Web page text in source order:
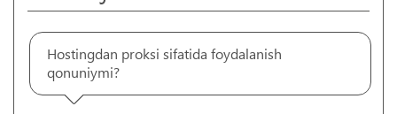
Hostingdan proksi sifatida foydalanish
qonuniymi?